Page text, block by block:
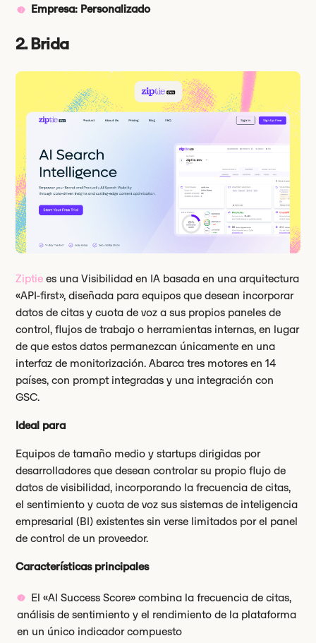
Empresa: Personalizado
2. Brida
Ziptie es una Visibilidad en IA basada en una arquitectura
«API-first», diseñada para equipos que desean incorporar
datos de citas y cuota de voz a sus propios paneles de
control, flujos de trabajo o herramientas internas, en lugar
de que estos datos permanezcan únicamente en una
interfaz de monitorización. Abarca tres motores en 14
países, con prompt integradas y una integración con
GSC.
Ideal para
Equipos de tamaño medio y startups dirigidas por
desarrolladores que desean controlar su propio flujo de
datos de visibilidad, incorporando la frecuencia de citas,
el sentimiento y cuota de voz sus sistemas de inteligencia
empresarial (BI) existentes sin verse limitados por el panel
de control de un proveedor.
Características principales
El «AI Success Score» combina la frecuencia de citas,
análisis de sentimiento y el rendimiento de la plataforma
en un único indicador compuesto